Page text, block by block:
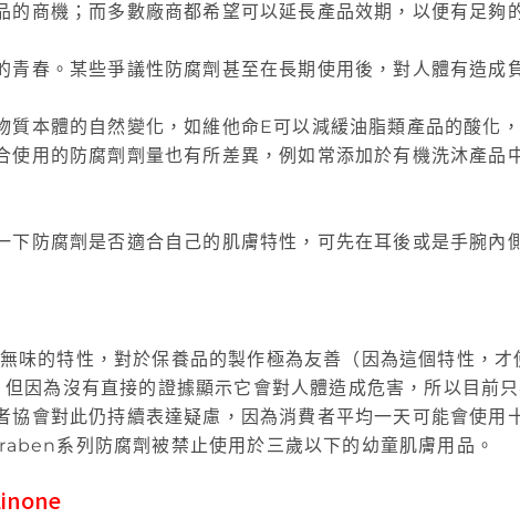
商機；而多數廠商都希望可以延長產品效期，以便有足夠
春。某些爭議性防腐劑甚至在長期使用後，對人體有造成
本體的自然變化，如維他命E可以減緩油脂類產品的酸化
用的防腐劑劑量也有所差異，例如常添加於有機洗沐產品
防腐劑是否適合自己的肌膚特性，可先在耳後或是手腕內
的特性，對於保養品的製作極為友善（因為這個特性，
因為沒有直接的證據顯示它會對人體造成危害，所以目前
會對此仍持續表達疑慮，因為消費者平均一天可能會使用
系列防腐劑被禁止使用於三歲以下的幼童肌膚用品。